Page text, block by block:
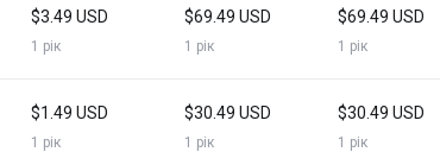
$3.49 USD
1 рік
$69.49 USD
1 рік
$69.49 USD
1 рік
$1.49 USD
1 рік
$30.49 USD
1 рік
$30.49 USD
1 рік